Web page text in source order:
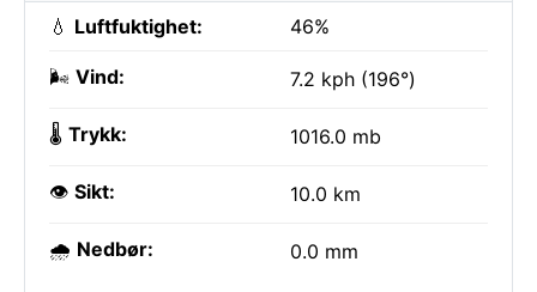
💧 Luftfuktighet: 46%
🌬️ Vind: 7.2 kph (196°)
🌡️ Trykk: 1016.0 mb
👁️ Sikt: 10.0 km
🌧️ Nedbør: 0.0 mm